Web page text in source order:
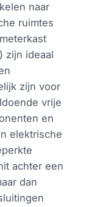
naar
ruimtes
zijn ideaal
zijn voor
vrije
en
elektrische
achter een
dan